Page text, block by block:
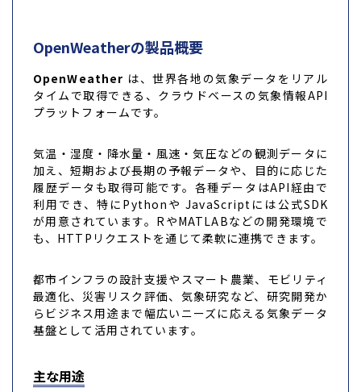
OpenWeatherの製品概要
OpenWeather は、世界各地の気象データをリアル
タイムで取得できる、クラウドベースの気象情報API
プラットフォームです。
気温・湿度・降水量・風速・気圧などの観測データに
加え、短期および長期の予報データや、目的に応じた
履歴データも取得可能です。各種データはAPI経由で
利用でき、特にPythonや JavaScriptには公式SDK
が用意されています。RやMATLABなどの開発環境で
も、HTTPリクエストを通じて柔軟に連携できます。
都市インフラの設計支援やスマート農業、モビリティ
最適化、災害リスク評価、気象研究など、研究開発か
らビジネス用途まで幅広いニーズに応える気象データ
基盤として活用されています。
主な用途